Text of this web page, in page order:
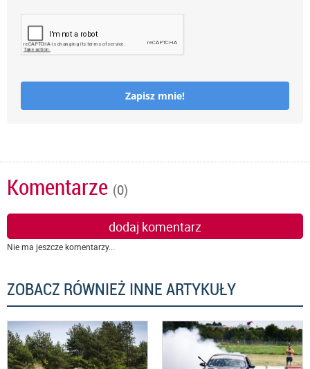
Zapisz mnie!
Komentarze (0)
dodaj komentarz
Nie ma jeszcze komentarzy...
ZOBACZ RÓWNIEŻ INNE ARTYKUŁY